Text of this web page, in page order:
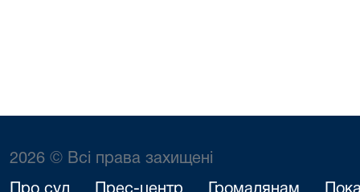
2026 © Всі права захищені